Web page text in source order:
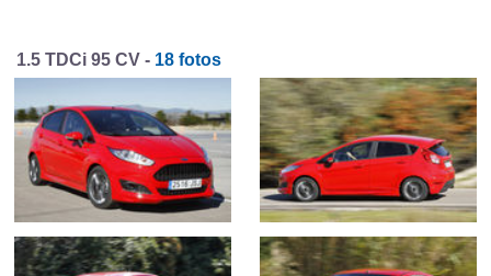
1.5 TDCi 95 CV - 18 fotos